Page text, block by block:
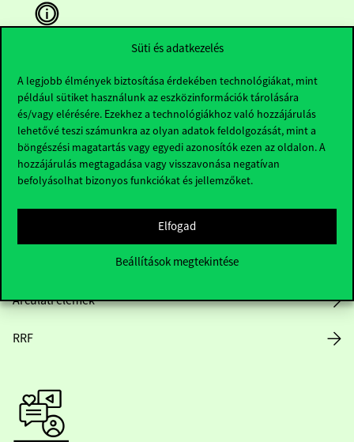
Süti és adatkezelés
A legjobb élmények biztosítása érdekében technológiákat, mint
például sütiket használunk az eszközinformációk tárolására
és/vagy elérésére. Ezekhez a technológiákhoz való hozzájárulás
lehetővé teszi számunkra az olyan adatok feldolgozását, mint a
böngészési magatartás vagy egyedi azonosítók ezen az oldalon. A
hozzájárulás megtagadása vagy visszavonása negatívan
befolyásolhat bizonyos funkciókat és jellemzőket.
Elfogad
Beállítások megtekintése
Hasznos linkek
Nyitvatartás
Házirend
Arculati elemek
RRF